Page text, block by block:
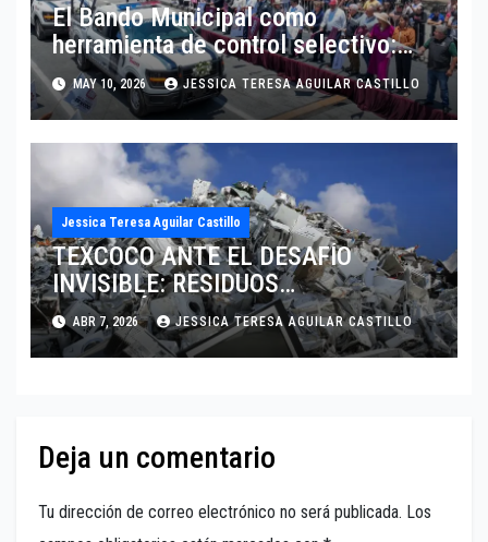
El Bando Municipal como
herramienta de control selectivo:
cuando la ley se aplica por
conveniencia y no por justicia. Por
Mtra. Jessica Aguilar
MAY 10, 2026 JESSICA TERESA AGUILAR CASTILLO
Jessica Teresa Aguilar Castillo
TEXCOCO ANTE EL DESAFÍO
INVISIBLE: RESIDUOS
ELECTRÓNICOS SIN CONTROL
ABR 7, 2026 JESSICA TERESA AGUILAR CASTILLO
Deja un comentario
Tu dirección de correo electrónico no será publicada. Los